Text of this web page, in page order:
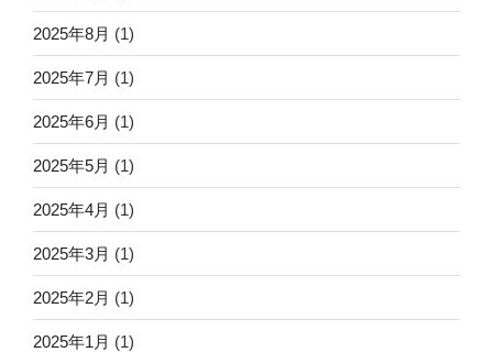
2025年8月 (1)
2025年7月 (1)
2025年6月 (1)
2025年5月 (1)
2025年4月 (1)
2025年3月 (1)
2025年2月 (1)
2025年1月 (1)